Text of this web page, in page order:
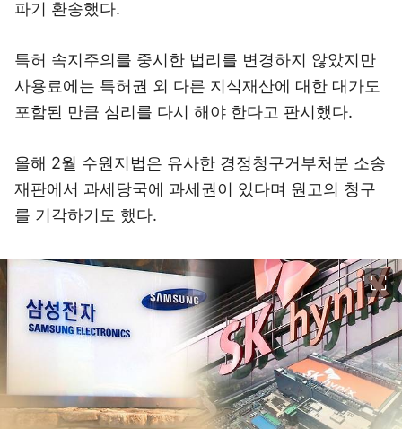
파기 환송했다.
특허 속지주의를 중시한 법리를 변경하지 않았지만
사용료에는 특허권 외 다른 지식재산에 대한 대가도
포함된 만큼 심리를 다시 해야 한다고 판시했다.
올해 2월 수원지법은 유사한 경정청구거부처분 소송
재판에서 과세당국에 과세권이 있다며 원고의 청구
를 기각하기도 했다.